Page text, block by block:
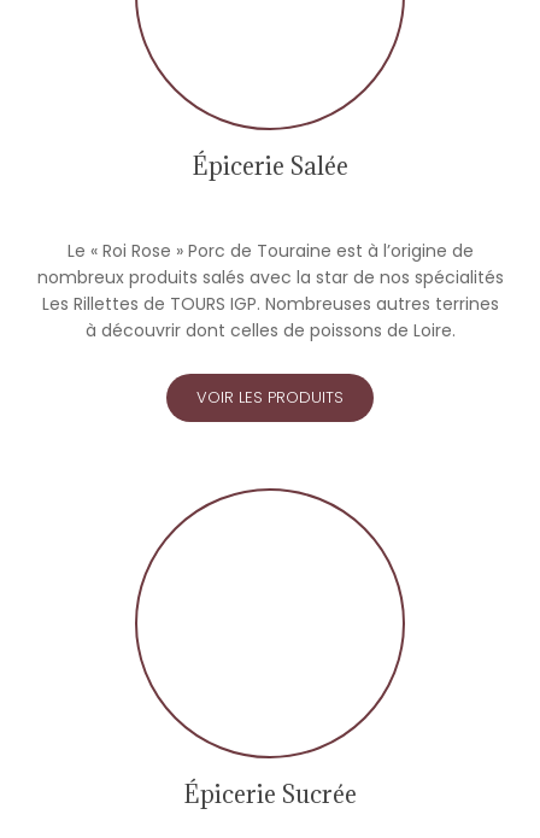
Épicerie Salée
Le « Roi Rose » Porc de Touraine est à l’origine de
nombreux produits salés avec la star de nos spécialités
Les Rillettes de TOURS IGP. Nombreuses autres terrines
à découvrir dont celles de poissons de Loire.
VOIR LES PRODUITS
Épicerie Sucrée